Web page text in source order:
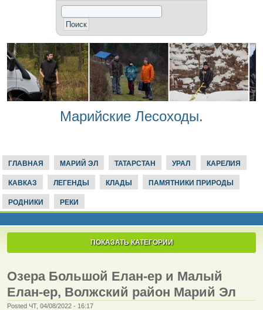
Марийские Лесоходы.
ГЛАВНАЯ МАРИЙ ЭЛ ТАТАРСТАН УРАЛ КАРЕЛИЯ
КАВКАЗ ЛЕГЕНДЫ КЛАДЫ ПАМЯТНИКИ ПРИРОДЫ
РОДНИКИ РЕКИ
ПОКАЗАТЬ КАТЕГОРИИ
Озера Большой Елан-ер и Малый
Елан-ер, Волжский район Марий Эл
Posted ЧТ, 04/08/2022 - 16:17